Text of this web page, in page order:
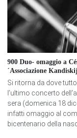
900 Duo- omaggio a
´Associazione Kandiskij
Si ritorna da dove
l’ultimo concerto
sera (domenica 18
infatti omaggio al
bicentenario della